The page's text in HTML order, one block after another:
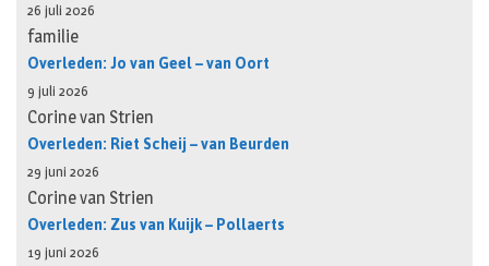
26 juli 2026
familie
Overleden: Jo van Geel – van Oort
9 juli 2026
Corine van Strien
Overleden: Riet Scheij – van Beurden
29 juni 2026
Corine van Strien
Overleden: Zus van Kuijk – Pollaerts
19 juni 2026